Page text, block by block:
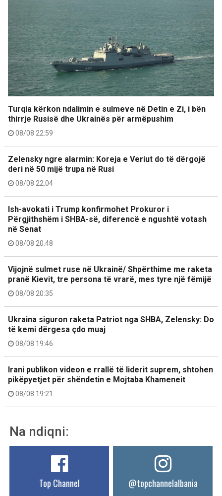
Turqia kërkon ndalimin e sulmeve në Detin e Zi, i bën
thirrje Rusisë dhe Ukrainës për armëpushim
08/08 22:59
Zelensky ngre alarmin: Koreja e Veriut do të dërgojë
deri në 50 mijë trupa në Rusi
08/08 22:04
Ish-avokati i Trump konfirmohet Prokuror i
Përgjithshëm i SHBA-së, diferencë e ngushtë votash
në Senat
08/08 20:48
Vijojnë sulmet ruse në Ukrainë/ Shpërthime me raketa
pranë Kievit, tre persona të vrarë, mes tyre një fëmijë
08/08 20:35
Ukraina siguron raketa Patriot nga SHBA, Zelensky: Do
të kemi dërgesa çdo muaj
08/08 19:46
Irani publikon videon e rrallë të liderit suprem, shtohen
pikëpyetjet për shëndetin e Mojtaba Khameneit
08/08 19:21
Na ndiqni:
Top Channel @topchannelalbania